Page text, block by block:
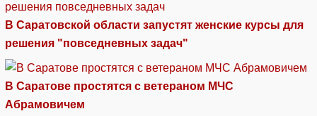
В Саратовской области запустят женские курсы для
решения "повседневных задач"
В Саратове простятся с ветераном МЧС
Абрамовичем